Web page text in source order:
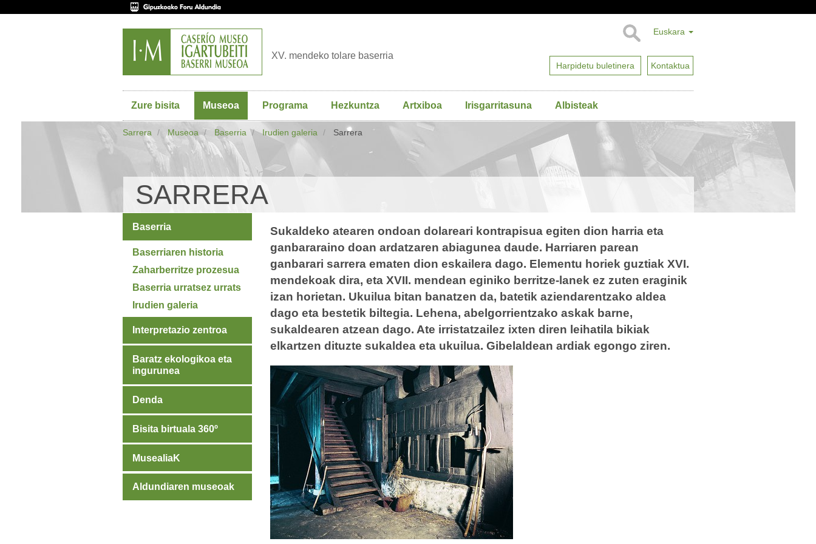
Euskara
Harpidetu buletinera Kontaktua
XV. mendeko tolare baserria
Zure bisita Museoa Programa Hezkuntza Artxiboa Irisgarritasuna Albisteak
Sarrera Museoa Baserria Irudien galeria Sarrera
SARRERA
Sukaldeko atearen ondoan dolareari kontrapisua egiten dion harria eta
ganbararaino doan ardatzaren abiagunea daude. Harriaren parean
ganbarari sarrera ematen dion eskailera dago. Elementu horiek guztiak XVI.
mendekoak dira, eta XVII. mendean eginiko berritze-lanek ez zuten eraginik
izan horietan. Ukuilua bitan banatzen da, batetik aziendarentzako aldea
dago eta bestetik biltegia. Lehena, abelgorrientzako askak barne,
sukaldearen atzean dago. Ate irristatzailez ixten diren leihatila bikiak
elkartzen dituzte sukaldea eta ukuilua. Gibelaldean ardiak egongo ziren.
Baserria
Baserriaren historia
Zaharberritze prozesua
Baserria urratsez urrats
Irudien galeria
Interpretazio zentroa
Baratz ekologikoa eta
ingurunea
Denda
Bisita birtuala 360º
MusealiaK
Aldundiaren museoak